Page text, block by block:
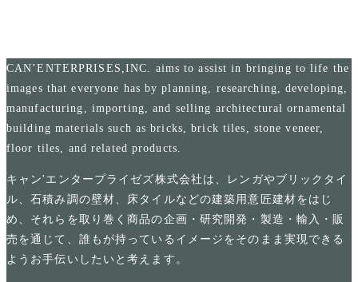
CAN’ENTERPRISES,INC. aims to assist in bringing to life the
images that everyone has by planning, researching, developing,
manufacturing, importing, and selling architectural ornamental
building materials such as bricks, brick tiles, stone veneer,
floor tiles, and related products.
キャン'エンタープライゼズ株式会社は、レンガやブリックタイ
ル、石積み調の壁材、床タイルなどの建築用意匠建材をはじ
め、それらを取り巻く商品の企画・研究開発・製造・輸入・販
売を通じて、誰もが持っているイメージをそのまま実現できる
ようお手伝いしたいと考えます。